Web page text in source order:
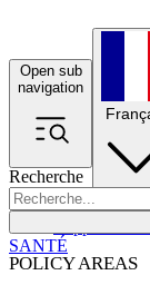
Open sub
navigation
Recherche
POLICY AREAS
SANTÉ